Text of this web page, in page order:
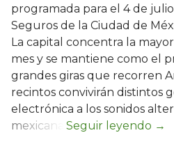
programada para el 4 de
Seguros de la Ciudad de
La capital concentra la
mes y se mantiene como el
grandes giras que recorren
recintos convivirán distintos
electrónica a los sonidos
mexicana.